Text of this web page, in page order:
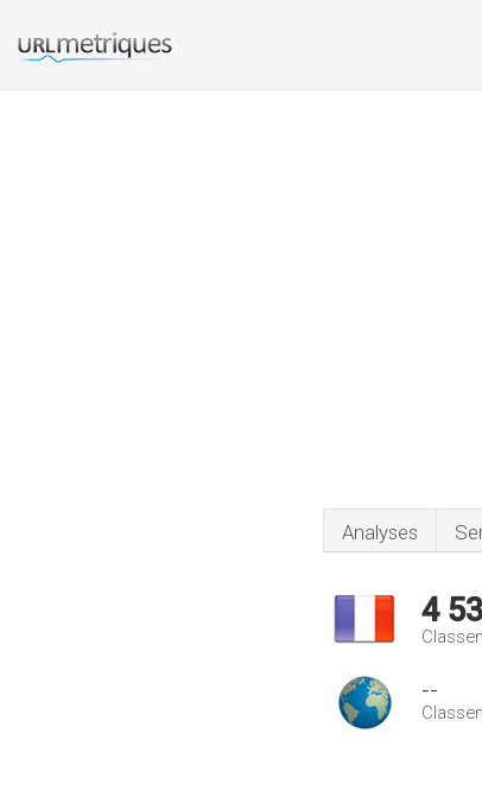
Analyses
4
--